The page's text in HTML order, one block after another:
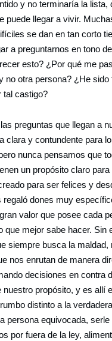
y no terminaría la lista,
puede llegar a vivir.
se dan en tan corto
a preguntarnos en tono
esto? ¿Por qué me
no otra persona? ¿He
tal castigo?
preguntas que llegan a
clara y contundente para
nunca pensamos que
un propósito claro
para ser felices y
regaló dones muy
valor que posee cada
que mejor sabe hacer. Sin
siempre busca la maldad,
nos enrutan de manera
decisiones en contra
nuestro propósito, y es allí
distinto a la
persona equivocada, serle
por fuera de la ley,